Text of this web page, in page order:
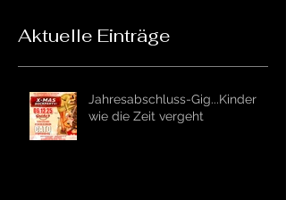
Aktuelle Einträge
Jahresabschluss-Gig...Kinder
wie die Zeit vergeht